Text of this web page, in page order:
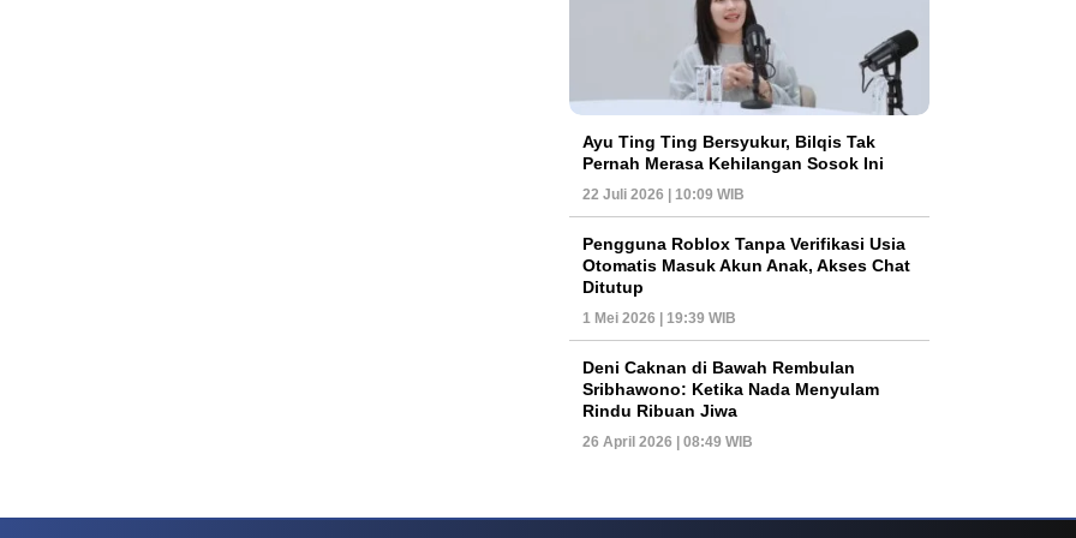
Ayu Ting Ting Bersyukur, Bilqis Tak
Pernah Merasa Kehilangan Sosok Ini
22 Juli 2026 | 10:09 WIB
Pengguna Roblox Tanpa Verifikasi Usia
Otomatis Masuk Akun Anak, Akses Chat
Ditutup
1 Mei 2026 | 19:39 WIB
Deni Caknan di Bawah Rembulan
Sribhawono: Ketika Nada Menyulam
Rindu Ribuan Jiwa
26 April 2026 | 08:49 WIB